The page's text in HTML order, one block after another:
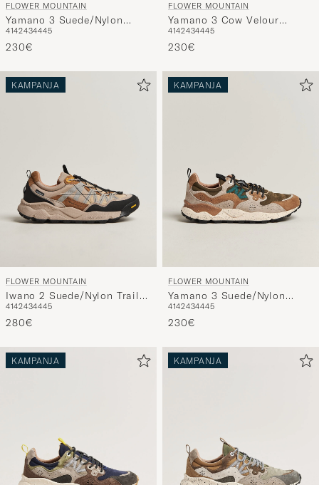
FLOWER MOUNTAIN
Yamano 3 Suede/Nylon
Sneaker Olive
4142434445
230€
FLOWER MOUNTAIN
Yamano 3 Cow Velour
Sneaker Blue
4142434445
230€
KAMPANJA
FLOWER MOUNTAIN
Iwano 2 Suede/Nylon Trail
Sneaker Beige
4142434445
280€
KAMPANJA
FLOWER MOUNTAIN
Yamano 3 Suede/Nylon
Sneaker Cream/Brown
4142434445
230€
KAMPANJA KAMPANJA